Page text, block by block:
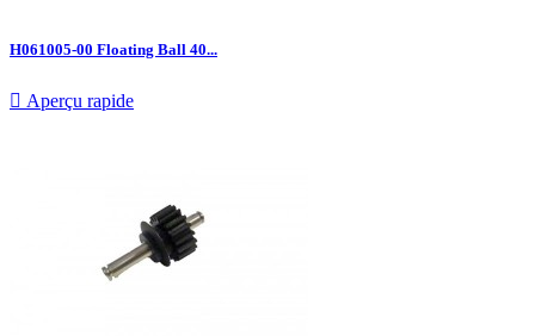
H061005-00 Floating Ball 40...
 Aperçu rapide